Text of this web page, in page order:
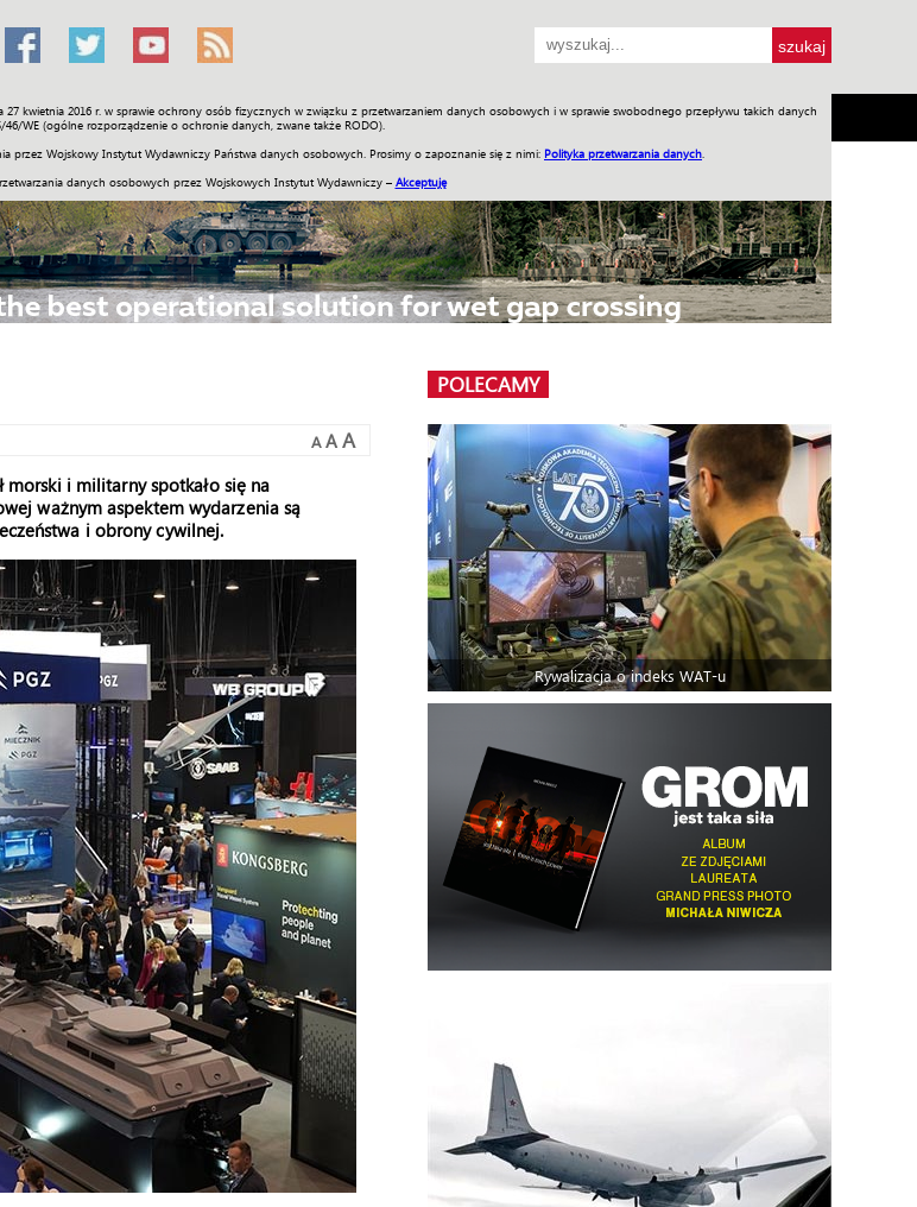
kwietnia 2016 r. w sprawie ochrony osób fizycznych w związku z przetwarzaniem danych osobowych i w sprawie swobodnego przepływu takich danych
WE (ogólne rozporządzenie o ochronie danych, zwane także RODO).
przez Wojskowy Instytut Wydawniczy Państwa danych osobowych. Prosimy o zapoznanie się z nimi: Polityka przetwarzania danych
danych osobowych przez Wojskowych Instytut Wydawniczy – Akceptuję
Sport Historia Galerie Wideo ENGLISH SKLEP Jednodniówki Praca w WIW
A A A
morski i militarny spotkało się na
ważnym aspektem wydarzenia są
i obrony cywilnej.
POLECAMY
Rywalizacja o indeks WAT-u